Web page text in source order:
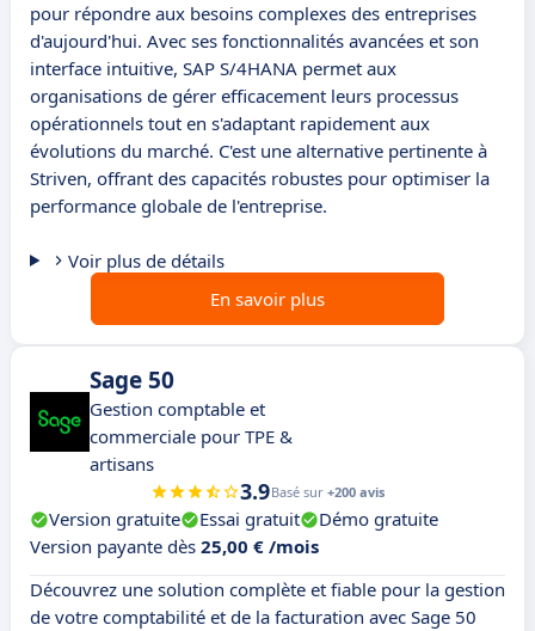
pour répondre aux besoins complexes des entreprises
d'aujourd'hui. Avec ses fonctionnalités avancées et son
interface intuitive, SAP S/4HANA permet aux
organisations de gérer efficacement leurs processus
opérationnels tout en s'adaptant rapidement aux
évolutions du marché. C'est une alternative pertinente à
Striven, offrant des capacités robustes pour optimiser la
performance globale de l'entreprise.
Voir plus de détails
En savoir plus
Sage 50
Gestion comptable et
commerciale pour TPE &
artisans
3.9Basé sur +200 avis
Version gratuite Essai gratuit
Démo gratuite
Version payante dès 25,00 € /mois
Découvrez une solution complète et fiable pour la gestion
de votre comptabilité et de la facturation avec Sage 50